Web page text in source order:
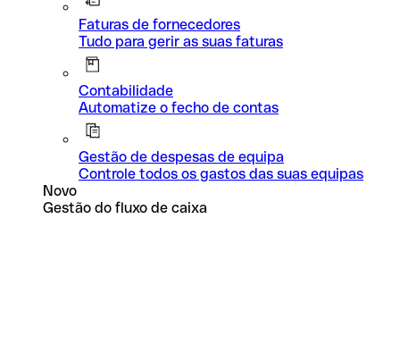
Faturas de fornecedores
Tudo para gerir as suas faturas
Contabilidade
Automatize o fecho de contas
Gestão de despesas de equipa
Controle todos os gastos das suas equipas
Novo
Gestão do fluxo de caixa